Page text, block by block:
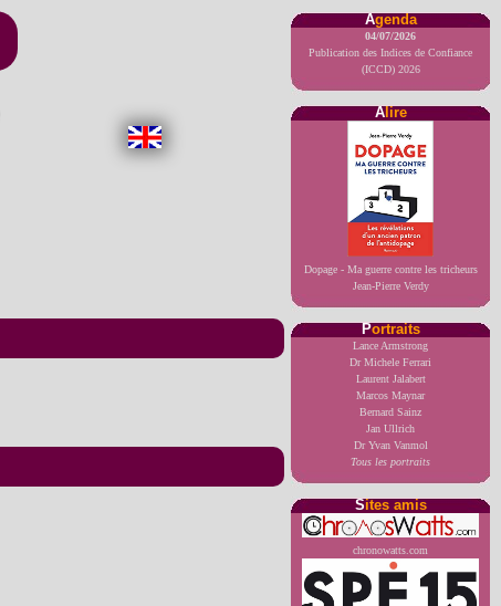
Agenda
04/07/2026
Publication des Indices de Confiance
(ICCD) 2026
Alire
Dopage - Ma guerre contre les tricheurs
Jean-Pierre Verdy
Portraits
Lance Armstrong
Dr Michele Ferrari
Laurent Jalabert
Marcos Maynar
Bernard Sainz
Jan Ullrich
Dr Yvan Vanmol
Tous les portraits
Sites amis
chronowatts.com